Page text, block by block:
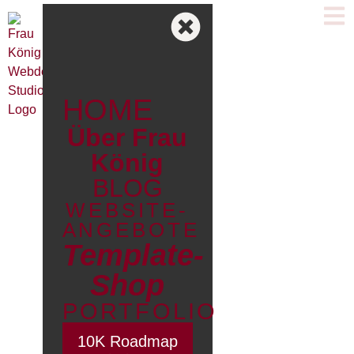
HOME
Über Frau
König
BLOG
WEBSITE-
ANGEBOTE
Template-
Shop
PORTFOLIO
10K Roadmap